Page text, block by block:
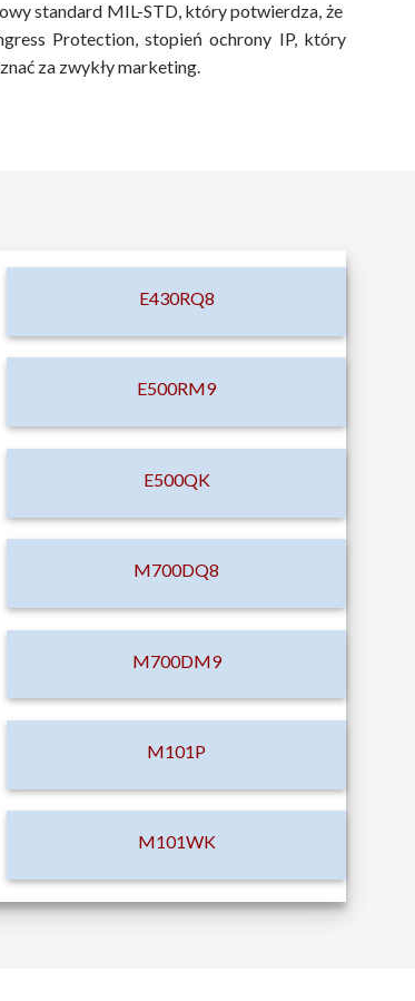
standard MIL-STD, który potwierdza, że
Protection, stopień ochrony IP, który
za zwykły marketing.
E430RQ8
E500RM9
E500QK
M700DQ8
M700DM9
M101P
M101WK